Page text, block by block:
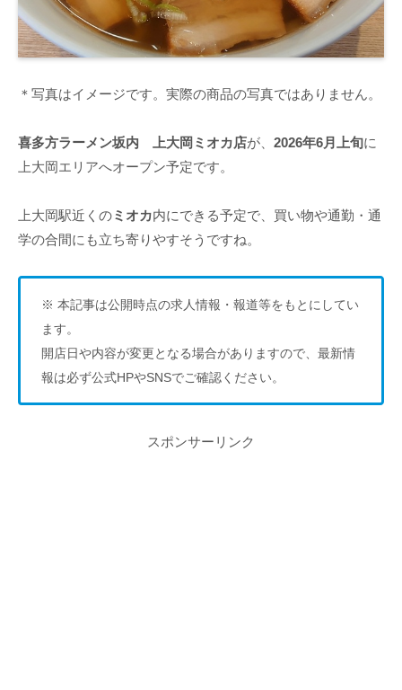
＊写真はイメージです。実際の商品の写真ではありません。
喜多方ラーメン坂内 上大岡ミオカ店が、 2026年6月上旬に
上大岡エリアへオープン予定です。
上大岡駅近くのミオカ内にできる予定で、買い物や通勤・通
学の合間にも立ち寄りやすそうですね。
※ 本記事は公開時点の求人情報・報道等をもとにしてい
ます。
開店日や内容が変更となる場合がありますので、最新情
報は必ず公式HPやSNSでご確認ください。
スポンサーリンク